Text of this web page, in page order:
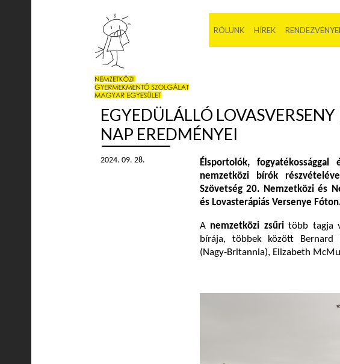
RÓLUNK HÍREK
EGYEDÜLÁLLÓ
NAP EREDMÉNYEI
2024. 09. 28.
Élsportolók,
nemzetközi bírók
Szövetség 20. Nemzetközi és
és Lovasterápiás Versenye
A nemzetközi zsűritöbb tagja
bírája, többek között Bernard
(Nagy-Britannia), Elizabeth